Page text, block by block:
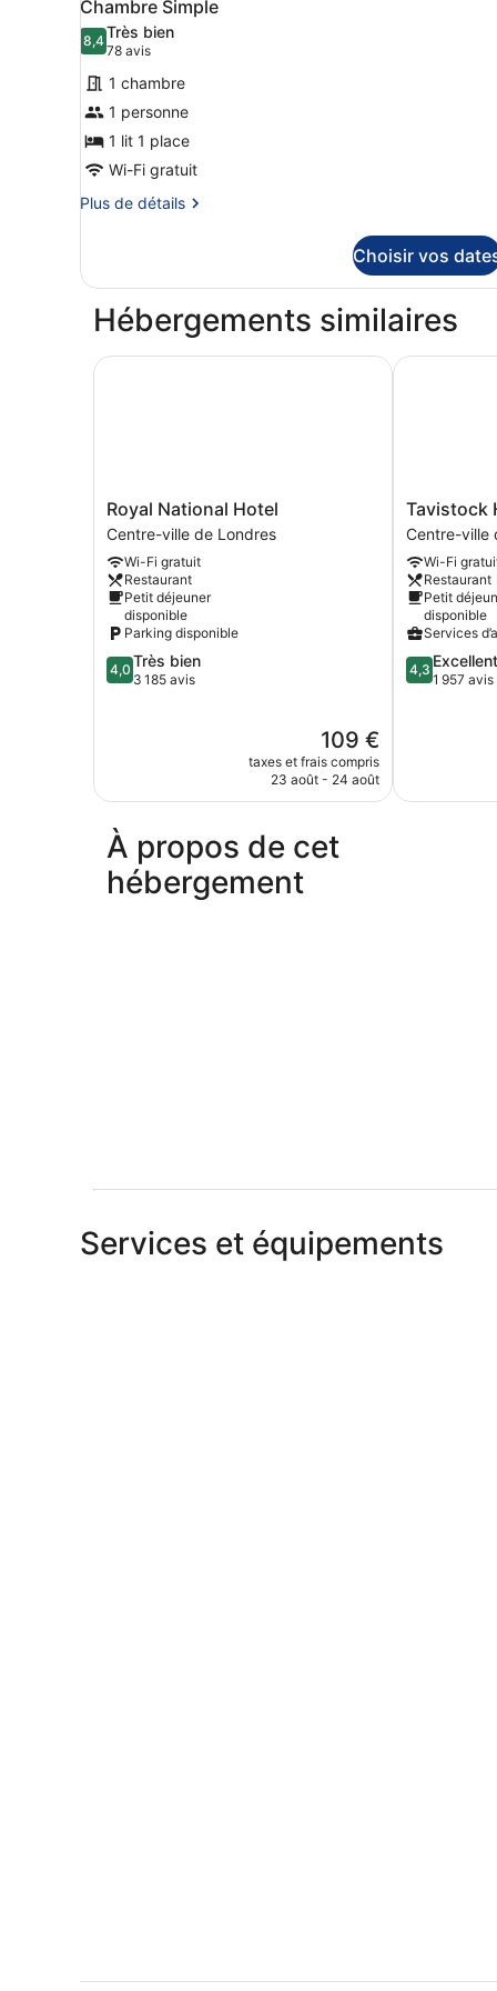
Twin
Room
toutes
les
photos
pour
ce
type
de
chambre :
Chambre Simple
8,48,4 sur 10
Très bien
78 avis
(78 avis)
1 chambre
1 personne
1 lit 1 place
Wi-Fi gratuit
Plus de détails
Plus
le
Chambre
Choisir vos
Hébergements similaires
Royal
National
Hotel
Centre-
ville
de
Londres
Royal National Hotel
Centre-ville de Londres
Wi-Fi gratuit
Restaurant
Petit déjeuner
disponible
Parking disponible
4.0
sur
4,0 Très bien
3 185 avis
Le
nouveau
prix
109 €
109 €
taxes et frais compris
23 août - 24 août
Royal National Hotel
Tavistock
Hotel
Centre-
ville
de
Londres
Tavistock
Centre-ville
Wi-Fi
Restaurant
Petit
disponible
Services
4.3
sur
4,3 Excellent
1 957 avis
Tavistock
À propos de cet
hébergement
Services et équipements